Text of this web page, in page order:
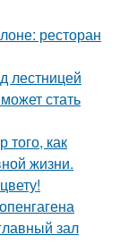
ресторан
лестницей
стать
того, как
жизни.
зал